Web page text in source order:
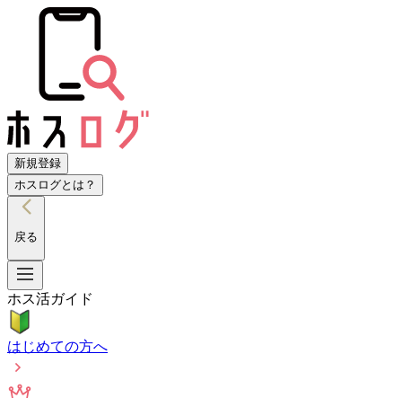
新規登録
ホスログとは？
戻る
ホス活ガイド
はじめての方へ